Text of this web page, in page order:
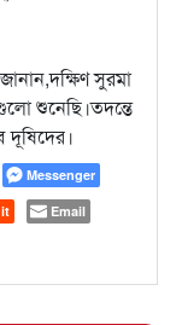
সুরমা
শুনেছি।তদন্তে
দূষিদের।
Messenger
Email